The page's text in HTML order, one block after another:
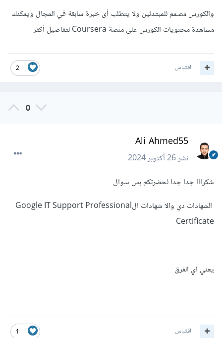
والكورس مصمم للمبتدئين ولا يتطلب أى خبرة سابقة في المجال ويمكنك
مشاهدة محتويات الكورس على منصة Coursera لتفاصيل أكثر
2 اقتباس
0
Ali Ahmed55
نشر26 أكتوبر 2024
شكرااا جدا جدا لحضرتكم بس سوال
الشهادات دي والا شهادات الGoogle IT Support Professional
Certificate
يعني اي الفرق
1 اقتباس